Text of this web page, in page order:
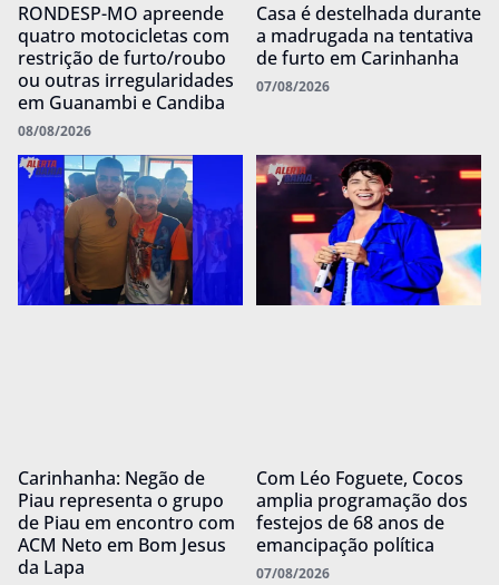
RONDESP-MO apreende
quatro motocicletas com
restrição de furto/roubo
ou outras irregularidades
em Guanambi e Candiba
08/08/2026
Casa é destelhada durante
a madrugada na tentativa
de furto em Carinhanha
07/08/2026
Carinhanha: Negão de
Piau representa o grupo
de Piau em encontro com
ACM Neto em Bom Jesus
da Lapa
Com Léo Foguete, Cocos
amplia programação dos
festejos de 68 anos de
emancipação política
07/08/2026